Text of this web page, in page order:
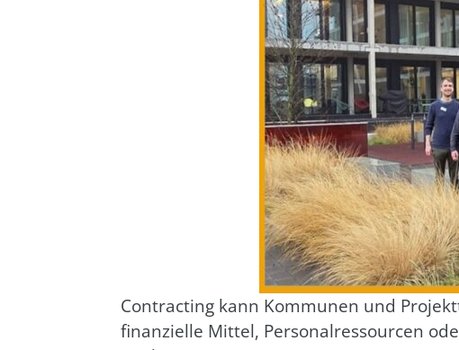
Con­trac­ting kann Kom­mu­nen und
finan­zi­el­le Mit­tel, Per­so­nal­res­sour­cen